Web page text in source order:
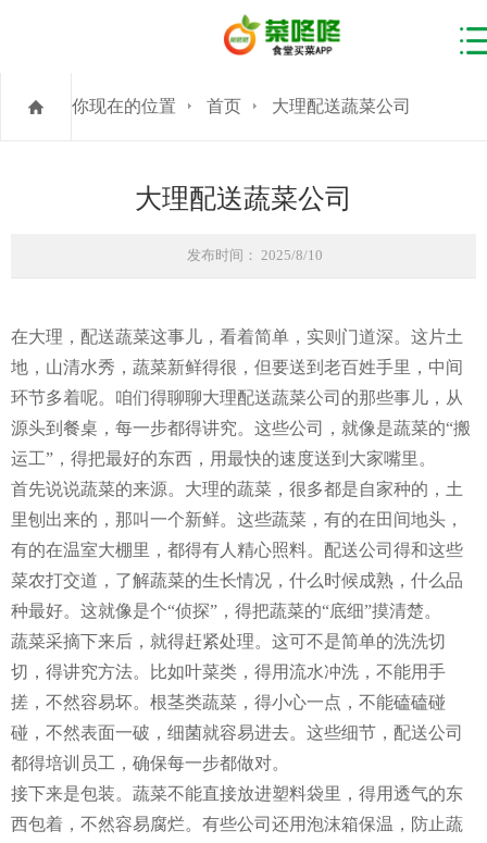
你现在的位置 首页 大理配送蔬菜公司
大理配送蔬菜公司
发布时间： 2025/8/10
在大理，配送蔬菜这事儿，看着简单，实则门道深。这片土
地，山清水秀，蔬菜新鲜得很，但要送到老百姓手里，中间
环节多着呢。咱们得聊聊大理配送蔬菜公司的那些事儿，从
源头到餐桌，每一步都得讲究。这些公司，就像是蔬菜的“搬
运工”，得把最好的东西，用最快的速度送到大家嘴里。
首先说说蔬菜的来源。大理的蔬菜，很多都是自家种的，土
里刨出来的，那叫一个新鲜。这些蔬菜，有的在田间地头，
有的在温室大棚里，都得有人精心照料。配送公司得和这些
菜农打交道，了解蔬菜的生长情况，什么时候成熟，什么品
种最好。这就像是个“侦探”，得把蔬菜的“底细”摸清楚。
蔬菜采摘下来后，就得赶紧处理。这可不是简单的洗洗切
切，得讲究方法。比如叶菜类，得用流水冲洗，不能用手
搓，不然容易坏。根茎类蔬菜，得小心一点，不能磕磕碰
碰，不然表面一破，细菌就容易进去。这些细节，配送公司
都得培训员工，确保每一步都做对。
接下来是包装。蔬菜不能直接放进塑料袋里，得用透气的东
西包着，不然容易腐烂。有些公司还用泡沫箱保温，防止蔬